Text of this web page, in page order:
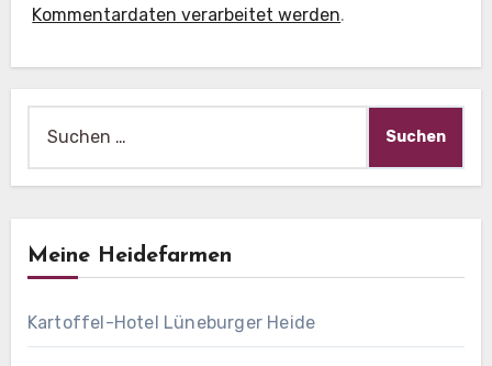
Kommentardaten verarbeitet werden.
nach:
Meine Heidefarmen
Kartoffel-Hotel Lüneburger Heide